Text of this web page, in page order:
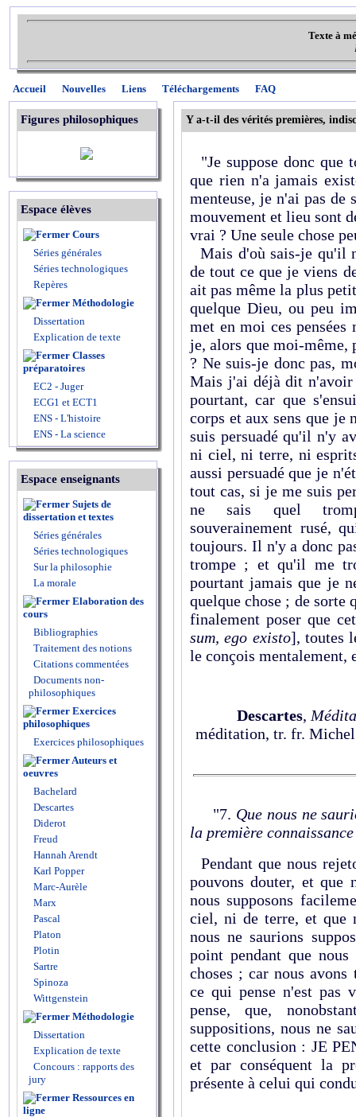
Texte à
Accueil Nouvelles Liens Téléchargements FAQ
Figures philosophiques
Espace élèves
Cours
Séries générales
Séries technologiques
Repères
Méthodologie
Dissertation
Explication de texte
Classes
préparatoires
EC2 - Juger
ECG1 et ECT1
ENS - L'histoire
ENS - La science
Espace enseignants
Sujets de
dissertation et textes
Séries générales
Séries technologiques
Sur la philosophie
La morale
Elaboration des
cours
Bibliographies
Traitement des notions
Citations commentées
Documents non-
philosophiques
Exercices
philosophiques
Exercices philosophiques
Auteurs et
oeuvres
Bachelard
Descartes
Diderot
Freud
Hannah Arendt
Karl Popper
Marc-Aurèle
Marx
Pascal
Platon
Plotin
Sartre
Spinoza
Wittgenstein
Méthodologie
Dissertation
Explication de texte
Concours : rapports des
jury
Ressources en
ligne
Y a-t-il des vérités premières,
"Je suppose donc que
que rien n'a jamais
menteuse, je n'ai pas de
mouvement et lieu sont
vrai ? Une seule chose
Mais d'où sais-je qu'il
de tout ce que je viens
ait pas même la plus
quelque Dieu, ou peu
met en moi ces
je, alors que moi-même,
? Ne suis-je donc pas,
Mais j'ai déjà dit n'avoir
pourtant, car que
corps et aux sens que je
suis persuadé qu'il n'y
ni ciel, ni terre, ni
aussi persuadé que je
tout cas, si je me suis
ne sais quel
souverainement rusé,
toujours. Il n'y a donc
trompe ; et qu'il me
pourtant jamais que je
quelque chose ; de sorte
finalement poser que
sum, ego existo], toutes
le conçois mentalement,
Descartes,
méditation, tr. fr. Michel
"7. Que nous ne
la première
Pendant que nous
pouvons douter, et que
nous supposons
ciel, ni de terre, et que
nous ne saurions
point pendant que
choses ; car nous avons
ce qui pense n'est pas
pense, que,
suppositions, nous ne
cette conclusion : JE
et par conséquent la
présente à celui qui